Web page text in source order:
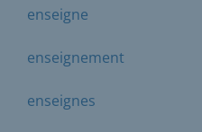
enseigne
enseignement
enseignes